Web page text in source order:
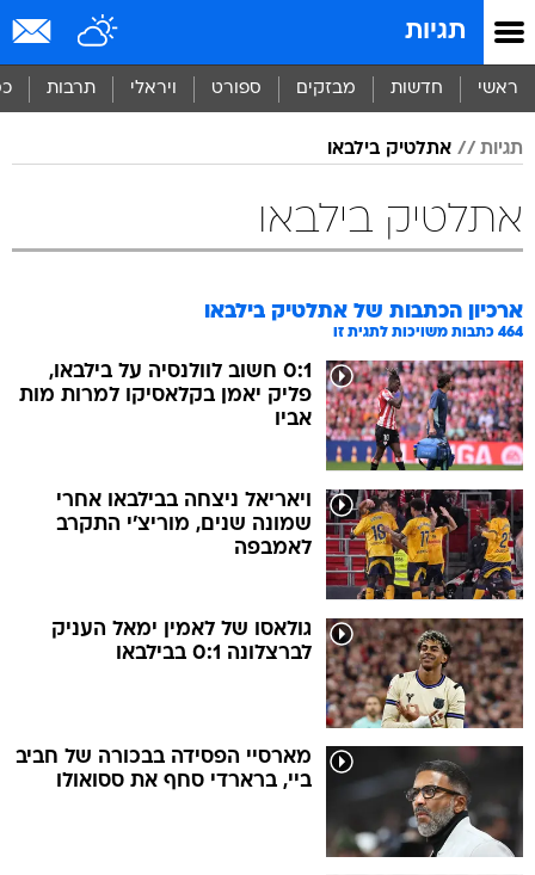
תגיות
ראשי חדשות מבזקים ספורט ויראלי תרבות
תגיות אתלטיק בילבאו
אתלטיק בילבאו
ארכיון הכתבות של אתלטיק בילבאו
464 כתבות משויכות לתגית זו
0:1 חשוב לוולנסיה על בילבאו,
פליק יאמן בקלאסיקו למרות מות
אביו
ויאריאל ניצחה בבילבאו אחרי
שמונה שנים, מוריצ'י התקרב
לאמבפה
גולאסו של לאמין ימאל העניק
לברצלונה 0:1 בבילבאו
מארסיי הפסידה בבכורה של חביב
ביי, ברארדי סחף את ססואולו